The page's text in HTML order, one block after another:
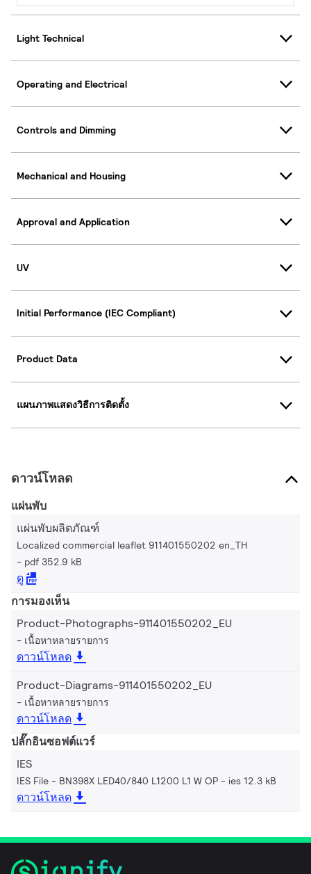
Light Technical
Operating and Electrical
Controls and Dimming
Mechanical and Housing
Approval and Application
UV
Initial Performance (IEC Compliant)
Product Data
แผนภาพแสดงวิธีการติดตั้ง
ดาวน์โหลด
แผ่นพับ
แผ่นพับผลิตภัณฑ์
Localized commercial leaflet 911401550202 en_TH
pdf 352.9 kB
ดู
การมองเห็น
Product-Photographs-911401550202_EU
เนื้อหาหลายรายการ
ดาวน์โหลด
Product-Diagrams-911401550202_EU
เนื้อหาหลายรายการ
ดาวน์โหลด
ปลั๊กอินซอฟต์แวร์
IES
IES File - BN398X LED40/840 L1200 L1 W OP ies 12.3 kB
ดาวน์โหลด